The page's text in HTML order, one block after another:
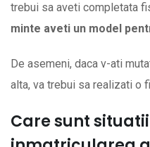
trebui sa aveti completata
minte aveti un model
De asemeni, daca v-ati
alta, va trebui sa realizati o
Care sunt